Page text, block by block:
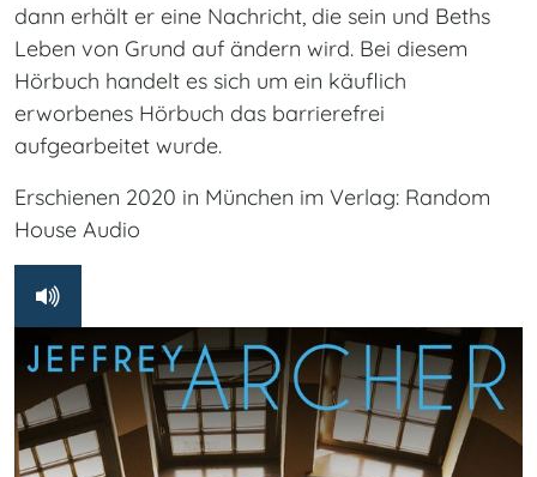
dann erhält er eine Nachricht, die sein und Beths
Leben von Grund auf ändern wird. Bei diesem
Hörbuch handelt es sich um ein käuflich
erworbenes Hörbuch das barrierefrei
aufgearbeitet wurde.
Erschienen 2020 in München im Verlag: Random
House Audio